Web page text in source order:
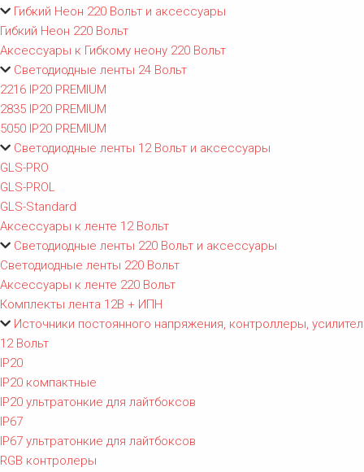
Гибкий Неон 220 Вольт и аксессуары
Гибкий Неон 220 Вольт
Аксессуары к Гибкому неону 220 Вольт
Светодиодные ленты 24 Вольт
2216 IP20 PREMIUM
2835 IP20 PREMIUM
5050 IP20 PREMIUM
Светодиодные ленты 12 Вольт и аксессуары
GLS-PRO
GLS-PROL
GLS-Standard
Аксессуары к ленте 12 Вольт
Светодиодные ленты 220 Вольт и аксессуары
Светодиодные ленты 220 Вольт
Аксессуары к ленте 220 Вольт
Комплекты лента 12В + ИПН
Источники постоянного напряжения, контроллеры,
12 Вольт
IP20
IP20 компактные
IP20 ультратонкие для лайтбоксов
IP67
IP67 ультратонкие для лайтбоксов
RGB контролеры